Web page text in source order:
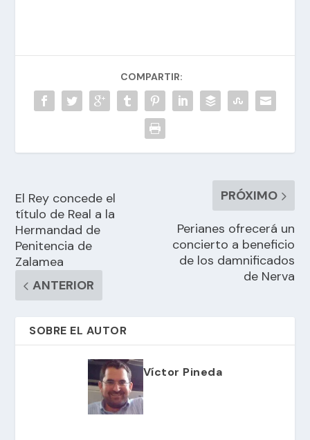
COMPARTIR:
El Rey concede el
título de Real a la
Hermandad de
Penitencia de
Zalamea
ANTERIOR
PRÓXIMO
Perianes ofrecerá un
concierto a beneficio
de los damnificados
de Nerva
SOBRE EL AUTOR
Víctor Pineda